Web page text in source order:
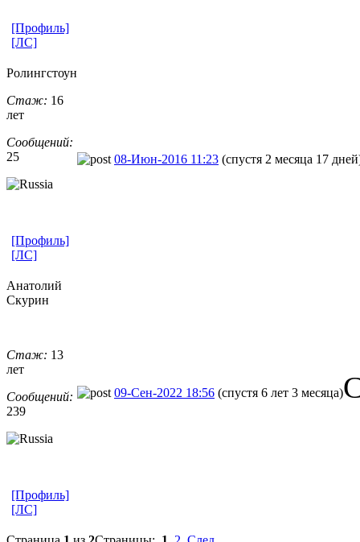
[Профиль]
[ЛС]
Ролингстоун
Стаж: 16
лет
Сообщений:
25
08-Июн-2016 11:23 (спустя 2 месяца 17
[Профиль]
[ЛС]
Анатолий
Скурин
Стаж: 13
лет
Сообщений:
239
09-Сен-2022 18:56 (спустя 6 лет 3 месяца)
[Профиль]
[ЛС]